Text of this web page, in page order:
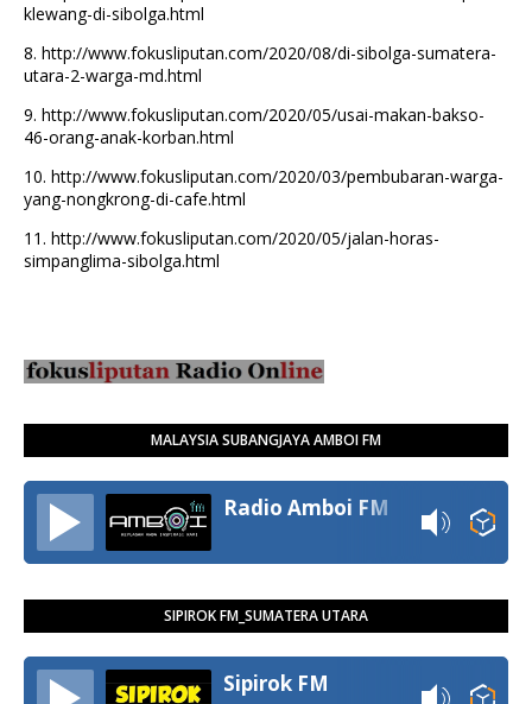
klewang-di-sibolga.html
8. http://www.fokusliputan.com/2020/08/di-sibolga-sumatera-
utara-2-warga-md.html
9. http://www.fokusliputan.com/2020/05/usai-makan-bakso-
46-orang-anak-korban.html
10. http://www.fokusliputan.com/2020/03/pembubaran-warga-
yang-nongkrong-di-cafe.html
11. http://www.fokusliputan.com/2020/05/jalan-horas-
simpanglima-sibolga.html
MALAYSIA SUBANGJAYA AMBOI FM
Radio Amboi FM
SIPIROK FM_SUMATERA UTARA
Sipirok FM